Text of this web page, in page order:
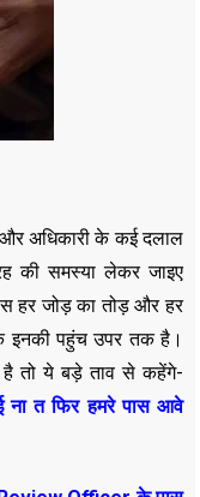
और अधिकारी के कई दलाल
की समस्या लेकर जाइए
हर जोड़ का तोड़ और हर
इनकी पहुंच उपर तक है।
है तो ये बड़े ताव से कहेंगे-
ना त फिर हमरे पास आवे